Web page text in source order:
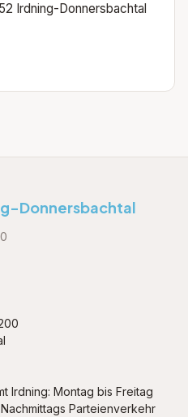
Irdning-Donnersbachtal
Donnersbachtal
Irdning: Montag bis Freitag
Parteienverkehr